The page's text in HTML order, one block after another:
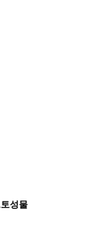
성물